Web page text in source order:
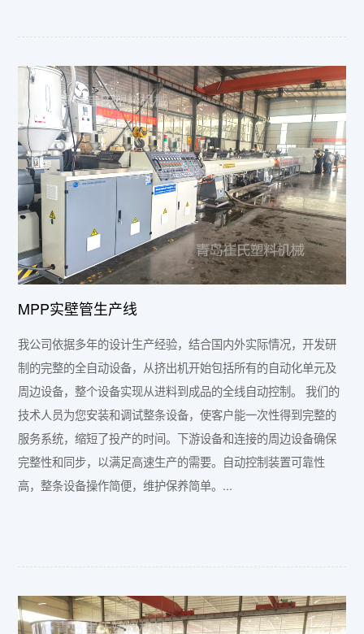
MPP实壁管生产线
我公司依据多年的设计生产经验，结合国内外实际情况，开发研
制的完整的全自动设备，从挤出机开始包括所有的自动化单元及
周边设备，整个设备实现从进料到成品的全线自动控制。 我们的
技术人员为您安装和调试整条设备，使客户能一次性得到完整的
服务系统，缩短了投产的时间。下游设备和连接的周边设备确保
完整性和同步，以满足高速生产的需要。自动控制装置可靠性
高，整条设备操作简便，维护保养简单。...